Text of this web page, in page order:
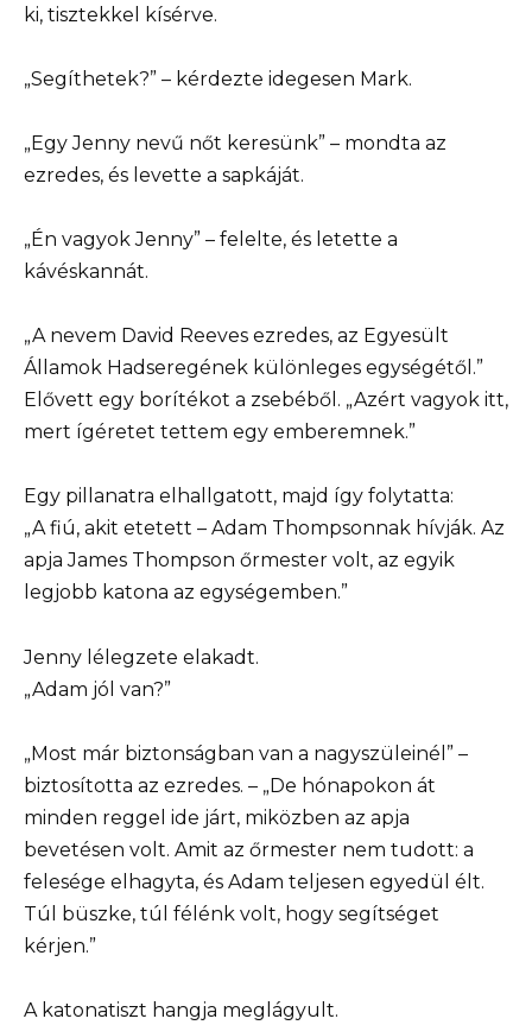
ki, tisztekkel kísérve.
„Segíthetek?” – kérdezte idegesen Mark.
„Egy Jenny nevű nőt keresünk” – mondta az
ezredes, és levette a sapkáját.
„Én vagyok Jenny” – felelte, és letette a
kávéskannát.
„A nevem David Reeves ezredes, az Egyesült
Államok Hadseregének különleges egységétől.”
Elővett egy borítékot a zsebéből. „Azért vagyok itt,
mert ígéretet tettem egy emberemnek.”
Egy pillanatra elhallgatott, majd így folytatta:
„A fiú, akit etetett – Adam Thompsonnak hívják. Az
apja James Thompson őrmester volt, az egyik
legjobb katona az egységemben.”
Jenny lélegzete elakadt.
„Adam jól van?”
„Most már biztonságban van a nagyszüleinél” –
biztosította az ezredes. – „De hónapokon át
minden reggel ide járt, miközben az apja
bevetésen volt. Amit az őrmester nem tudott: a
felesége elhagyta, és Adam teljesen egyedül élt.
Túl büszke, túl félénk volt, hogy segítséget
kérjen.”
A katonatiszt hangja meglágyult.